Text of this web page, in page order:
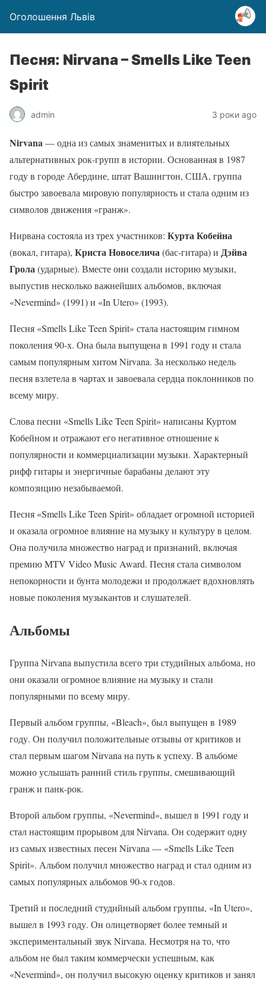
Оголошення Львів
Песня: Nirvana – Smells Like Teen
Spirit
admin 3 роки ago
Nirvana— одна из самых знаменитых и влиятельных
альтернативных рок-групп в истории. Основанная в 1987
году в городе Абердине, штат Вашингтон, США, группа
быстро завоевала мировую популярность и стала одним из
символов движения «гранж».
Нирвана состояла из трех участников: Курта Кобейна
(вокал, гитара), Криста Новоселича(бас-гитара) и Дэйва
Грола(ударные). Вместе они создали историю музыки,
выпустив несколько важнейших альбомов, включая
«Nevermind» (1991) и «In Utero» (1993).
Песня «Smells Like Teen Spirit» стала настоящим гимном
поколения 90-х. Она была выпущена в 1991 году и стала
самым популярным хитом Nirvana. За несколько недель
песня взлетела в чартах и завоевала сердца поклонников по
всему миру.
Слова песни «Smells Like Teen Spirit» написаны Куртом
Кобейном и отражают его негативное отношение к
популярности и коммерциализации музыки. Характерный
рифф гитары и энергичные барабаны делают эту
композицию незабываемой.
Песня «Smells Like Teen Spirit» обладает огромной историей
и оказала огромное влияние на музыку и культуру в целом.
Она получила множество наград и признаний, включая
премию MTV Video Music Award. Песня стала символом
непокорности и бунта молодежи и продолжает вдохновлять
новые поколения музыкантов и слушателей.
Альбомы
Группа Nirvana выпустила всего три студийных альбома, но
они оказали огромное влияние на музыку и стали
популярными по всему миру.
Первый альбом группы, «Bleach», был выпущен в 1989
году. Он получил положительные отзывы от критиков и
стал первым шагом Nirvana на путь к успеху. В альбоме
можно услышать ранний стиль группы, смешивающий
гранж и панк-рок.
Второй альбом группы, «Nevermind», вышел в 1991 году и
стал настоящим прорывом для Nirvana. Он содержит одну
из самых известных песен Nirvana — «Smells Like Teen
Spirit». Альбом получил множество наград и стал одним из
самых популярных альбомов 90-х годов.
Третий и последний студийный альбом группы, «In Utero»,
вышел в 1993 году. Он олицетворяет более темный и
экспериментальный звук Nirvana. Несмотря на то, что
альбом не был таким коммерчески успешным, как
«Nevermind», он получил высокую оценку критиков и занял